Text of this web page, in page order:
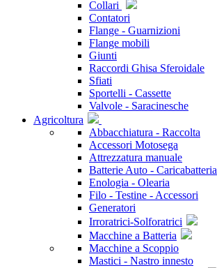
Collari
Contatori
Flange - Guarnizioni
Flange mobili
Giunti
Raccordi Ghisa Sferoidale
Sfiati
Sportelli - Cassette
Valvole - Saracinesche
Agricoltura
Abbacchiatura - Raccolta
Accessori Motosega
Attrezzatura manuale
Batterie Auto - Caricabatteria
Enologia - Olearia
Filo - Testine - Accessori
Generatori
Irroratrici-Solforatrici
Macchine a Batteria
Macchine a Scoppio
Mastici - Nastro innesto